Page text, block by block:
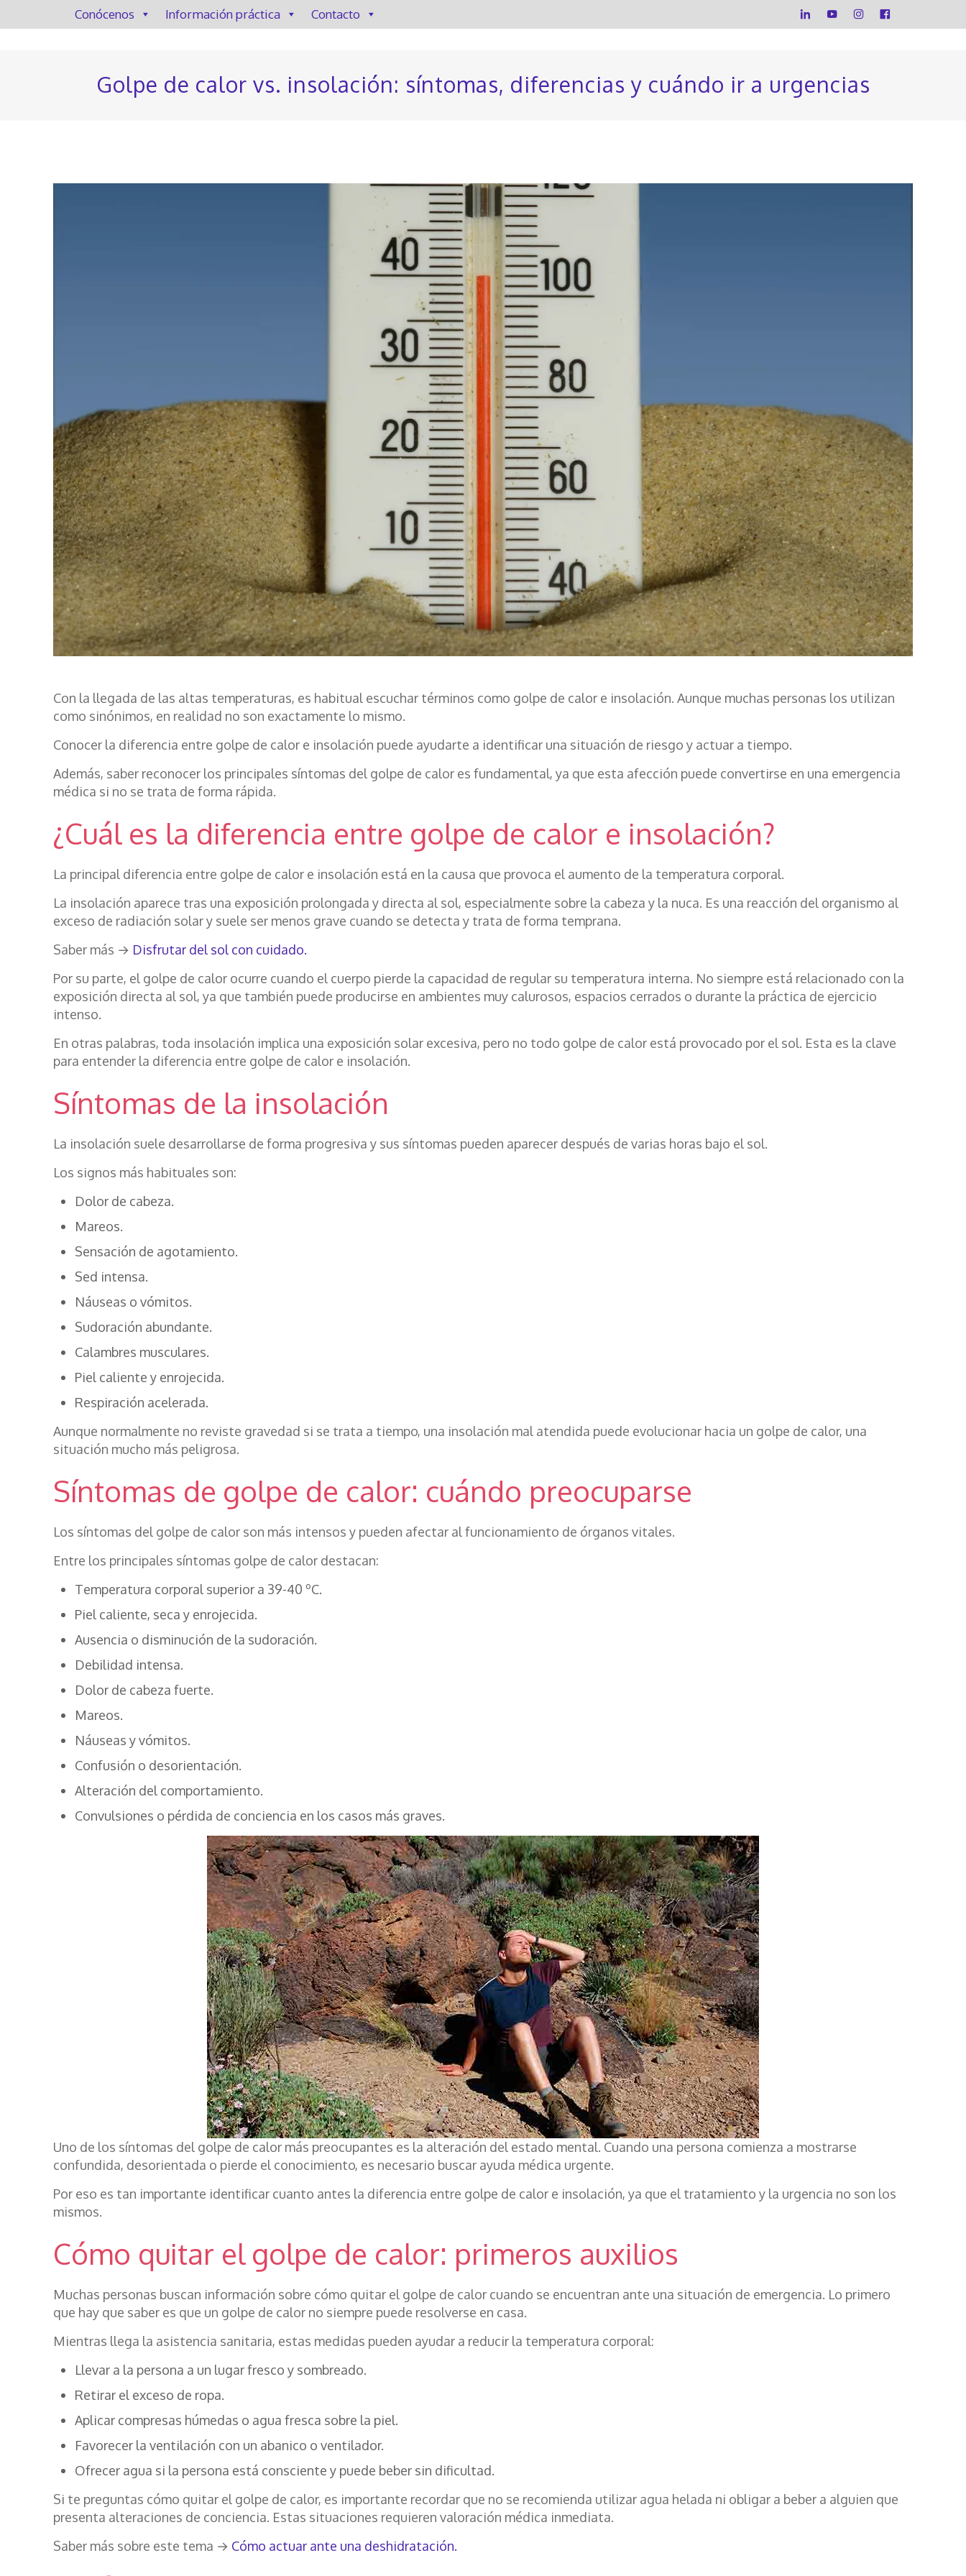
Conócenos Información práctica Contacto
Golpe de calor vs. insolación: síntomas, diferencias y cuándo ir a urgencias
Con la llegada de las altas temperaturas, es habitual escuchar términos como golpe de calor e insolación. Aunque muchas personas los utilizan
como sinónimos, en realidad no son exactamente lo mismo.
Conocer la diferencia entre golpe de calor e insolación puede ayudarte a identificar una situación de riesgo y actuar a tiempo.
Además, saber reconocer los principales síntomas del golpe de calor es fundamental, ya que esta afección puede convertirse en una emergencia
médica si no se trata de forma rápida.
¿Cuál es la diferencia entre golpe de calor e insolación?
La principal diferencia entre golpe de calor e insolación está en la causa que provoca el aumento de la temperatura corporal.
La insolación aparece tras una exposición prolongada y directa al sol, especialmente sobre la cabeza y la nuca. Es una reacción del organismo al
exceso de radiación solar y suele ser menos grave cuando se detecta y trata de forma temprana.
Saber más → Disfrutar del sol con cuidado.
Por su parte, el golpe de calor ocurre cuando el cuerpo pierde la capacidad de regular su temperatura interna. No siempre está relacionado con la
exposición directa al sol, ya que también puede producirse en ambientes muy calurosos, espacios cerrados o durante la práctica de ejercicio
intenso.
En otras palabras, toda insolación implica una exposición solar excesiva, pero no todo golpe de calor está provocado por el sol. Esta es la clave
para entender la diferencia entre golpe de calor e insolación.
Síntomas de la insolación
La insolación suele desarrollarse de forma progresiva y sus síntomas pueden aparecer después de varias horas bajo el sol.
Los signos más habituales son:
Dolor de cabeza.
Mareos.
Sensación de agotamiento.
Sed intensa.
Náuseas o vómitos.
Sudoración abundante.
Calambres musculares.
Piel caliente y enrojecida.
Respiración acelerada.
Aunque normalmente no reviste gravedad si se trata a tiempo, una insolación mal atendida puede evolucionar hacia un golpe de calor, una
situación mucho más peligrosa.
Síntomas de golpe de calor: cuándo preocuparse
Los síntomas del golpe de calor son más intensos y pueden afectar al funcionamiento de órganos vitales.
Entre los principales síntomas golpe de calor destacan:
Temperatura corporal superior a 39-40 ºC.
Piel caliente, seca y enrojecida.
Ausencia o disminución de la sudoración.
Debilidad intensa.
Dolor de cabeza fuerte.
Mareos.
Náuseas y vómitos.
Confusión o desorientación.
Alteración del comportamiento.
Convulsiones o pérdida de conciencia en los casos más graves.
Uno de los síntomas del golpe de calor más preocupantes es la alteración del estado mental. Cuando una persona comienza a mostrarse
confundida, desorientada o pierde el conocimiento, es necesario buscar ayuda médica urgente.
Por eso es tan importante identificar cuanto antes la diferencia entre golpe de calor e insolación, ya que el tratamiento y la urgencia no son los
mismos.
Cómo quitar el golpe de calor: primeros auxilios
Muchas personas buscan información sobre cómo quitar el golpe de calor cuando se encuentran ante una situación de emergencia. Lo primero
que hay que saber es que un golpe de calor no siempre puede resolverse en casa.
Mientras llega la asistencia sanitaria, estas medidas pueden ayudar a reducir la temperatura corporal:
Llevar a la persona a un lugar fresco y sombreado.
Retirar el exceso de ropa.
Aplicar compresas húmedas o agua fresca sobre la piel.
Favorecer la ventilación con un abanico o ventilador.
Ofrecer agua si la persona está consciente y puede beber sin dificultad.
Si te preguntas cómo quitar el golpe de calor, es importante recordar que no se recomienda utilizar agua helada ni obligar a beber a alguien que
presenta alteraciones de conciencia. Estas situaciones requieren valoración médica inmediata.
Saber más sobre este tema → Cómo actuar ante una deshidratación.